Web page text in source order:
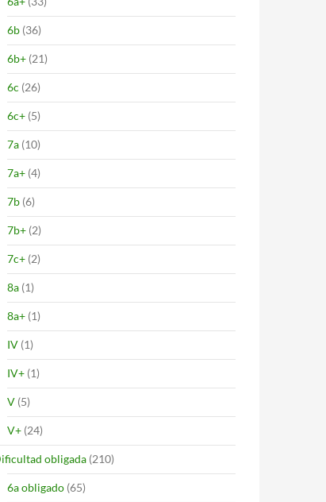
6b (36)
6b+ (21)
6c (26)
6c+ (5)
7a (10)
7a+ (4)
7b (6)
7b+ (2)
7c+ (2)
8a (1)
8a+ (1)
IV (1)
IV+ (1)
V (5)
V+ (24)
obligada (210)
6a obligado (65)